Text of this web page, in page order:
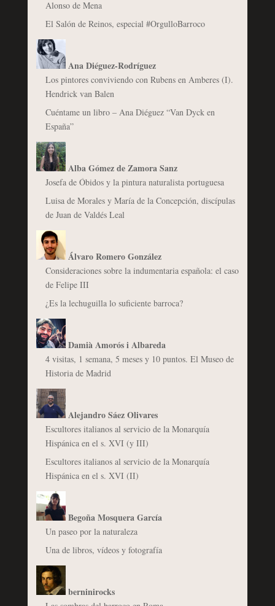
Alonso de Mena
El Salón de Reinos, especial #OrgulloBarroco
Ana Diéguez-Rodríguez
Los pintores conviviendo con Rubens en Amberes (I).
Hendrick van Balen
Cuéntame un libro – Ana Diéguez “Van Dyck en
España”
Alba Gómez de Zamora Sanz
Josefa de Óbidos y la pintura naturalista portuguesa
Luisa de Morales y María de la Concepción, discípulas
de Juan de Valdés Leal
Álvaro Romero González
Consideraciones sobre la indumentaria española: el caso
de Felipe III
¿Es la lechuguilla lo suficiente barroca?
Damià Amorós i Albareda
4 visitas, 1 semana, 5 meses y 10 puntos. El Museo de
Historia de Madrid
Alejandro Sáez Olivares
Escultores italianos al servicio de la Monarquía
Hispánica en el s. XVI (y III)
Escultores italianos al servicio de la Monarquía
Hispánica en el s. XVI (II)
Begoña Mosquera García
Un paseo por la naturaleza
Una de libros, vídeos y fotografía
berninirocks